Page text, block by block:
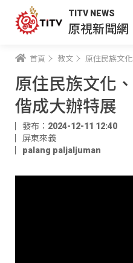
TITV NEWS
原視新聞網
首頁 教文 原住民族文
原住民族文化
偕成大辦特展
發布：2024-12-11 12:40
屏東來義
palang paljaljuman